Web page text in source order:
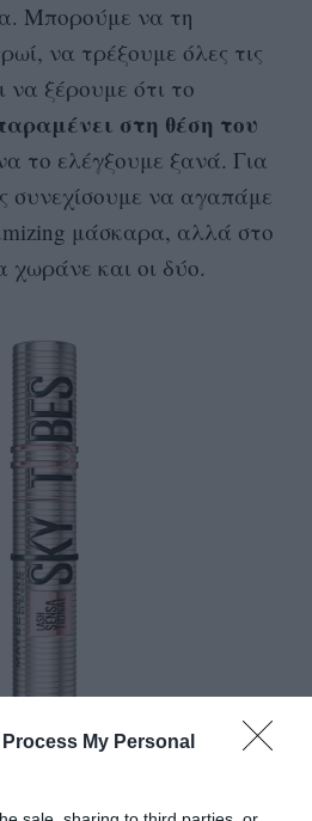
My Personal
Μπορούμε να τη
να τρέξουμε όλες τις
να ξέρουμε ότι το
στη θέση του
το ελέγξουμε ξανά. Για
συνεχίσουμε να αγαπάμε
μάσκαρα, αλλά στο
χωράνε και οι δύο.